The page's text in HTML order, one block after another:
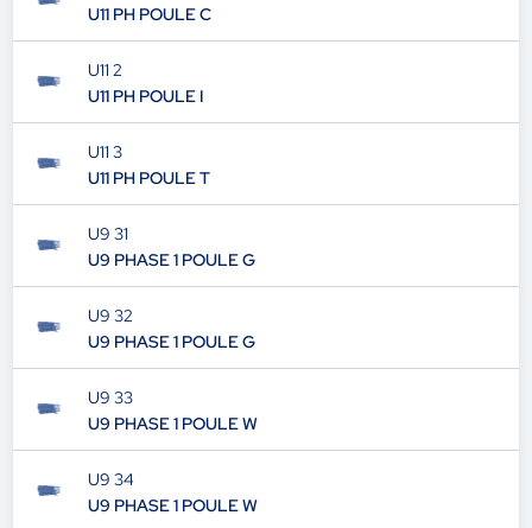
U11 PH POULE C
U11 2
U11 PH POULE I
U11 3
U11 PH POULE T
U9 31
U9 PHASE 1 POULE G
U9 32
U9 PHASE 1 POULE G
U9 33
U9 PHASE 1 POULE W
U9 34
U9 PHASE 1 POULE W